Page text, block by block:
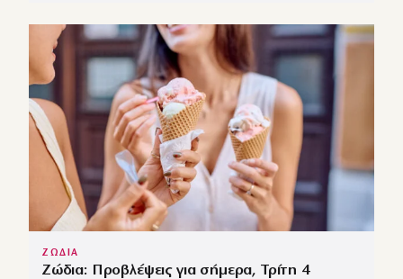
ΖΩΔΙΑ
Ζώδια: Προβλέψεις για σήμερα, Τρίτη 4